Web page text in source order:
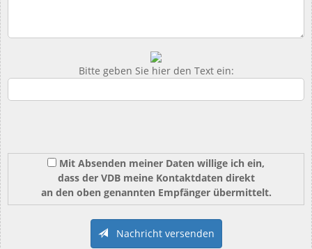
Bitte geben Sie hier den Text ein:
Mit Absenden meiner Daten willige ich ein,
dass der VDB meine Kontaktdaten direkt
an den oben genannten Empfänger übermittelt.
Nachricht versenden